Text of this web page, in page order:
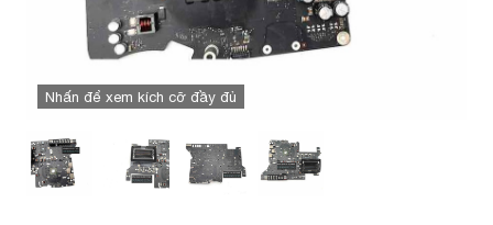
Nhấn để xem kích cỡ đầy đủ